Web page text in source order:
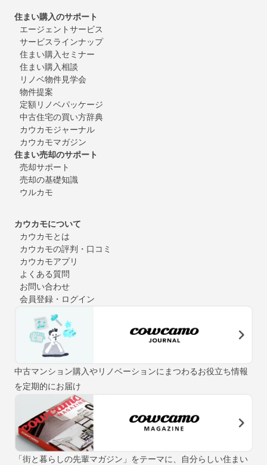
住まい購入のサポート
エージェントサービス
サービスラインナップ
住まい購入セミナー
住まい購入相談
リノベ物件見学会
物件提案
定額リノベパッケージ
中古住宅の買い方辞典
カウカモジャーナル
カウカモマガジン
住まい売却のサポート
売却サポート
売却の基礎知識
ウルカモ
カウカモについて
カウカモとは
カウカモの評判・口コミ
カウカモアプリ
よくある質問
お問い合わせ
会員登録・ログイン
中古マンション購入やリノベーションにまつわるお役立ち情報
を定期的にお届け
「街と暮らしの先輩マガジン」をテーマに、自分らしい住まい